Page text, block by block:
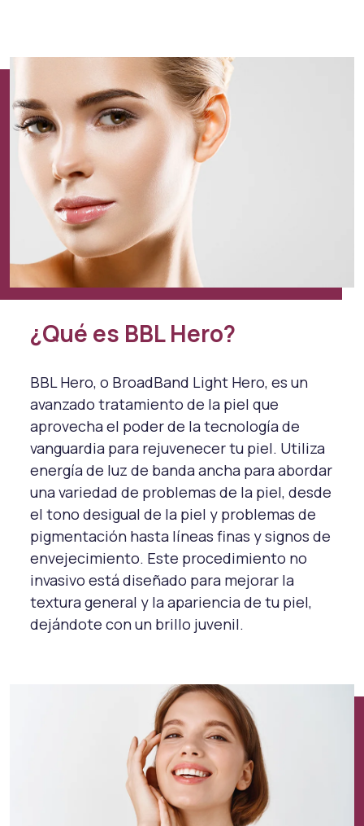
¿Qué es BBL Hero?
BBL Hero, o BroadBand Light Hero, es un
avanzado tratamiento de la piel que
aprovecha el poder de la tecnología de
vanguardia para rejuvenecer tu piel. Utiliza
energía de luz de banda ancha para abordar
una variedad de problemas de la piel, desde
el tono desigual de la piel y problemas de
pigmentación hasta líneas finas y signos de
envejecimiento. Este procedimiento no
invasivo está diseñado para mejorar la
textura general y la apariencia de tu piel,
dejándote con un brillo juvenil.